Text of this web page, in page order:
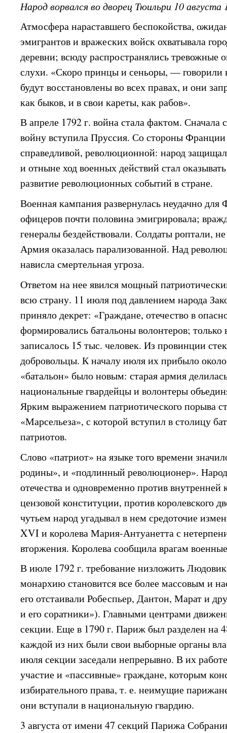
Народ ворвался во дворец Тюильри 10 августа
Атмосфера нараставшего беспокойства,
эмигрантов и вражеских войск охватывала
деревни; всюду распространялись тревожные
слухи. «Скоро принцы и сеньоры, — говорили
будут восстановлены во всех правах, и они
как быков, и в свои кареты, как рабов».
В апреле 1792 г. война стала фактом. Сначала
войну вступила Пруссия. Со стороны
справедливой, революционной: народ
и отныне ход военных действий стал
развитие революционных событий в стране.
Военная кампания развернулась неудачно
офицеров почти половина эмигрировала;
генералы бездействовали. Солдаты роптали,
Армия оказалась парализованной. Над
нависла смертельная угроза.
Ответом на нее явился мощный
всю страну. 11 июля под давлением народа
приняло декрет: «Граждане, отечество в
формировались батальоны волонтеров; только
записалось 15 тыс. человек. Из провинции
добровольцы. К началу июля их прибыло
«батальон» было новым: старая армия
национальные гвардейцы и волонтеры
Ярким выражением патриотического порыва
«Марсельеза», с которой вступил в столицу
патриотов.
Слово «патриот» на языке того времени
родины», и «подлинный революционер».
отечества и одновременно против
цензовой конституции, против королевского
чутьем народ угадывал в нем средоточие
XVI и королева Мария-Антуанетта с
вторжения. Королева сообщила врагам
В июле 1792 г. требование низложить
монархию становится все более массовым и
его отстаивали Робеспьер, Дантон, Марат и
и его соратники»). Главными центрами
секции. Еще в 1790 г. Париж был разделен на
каждой из них были свои выборные органы
июля секции заседали непрерывно. В их
участие и «пассивные» граждане, которым
избирательного права, т. е. неимущие
они вступали в национальную гвардию.
3 августа от имени 47 секций Парижа